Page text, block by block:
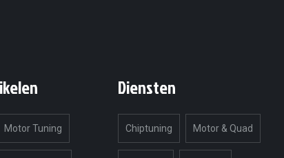
Motor Tuning
Diensten
Chiptuning Motor & Quad